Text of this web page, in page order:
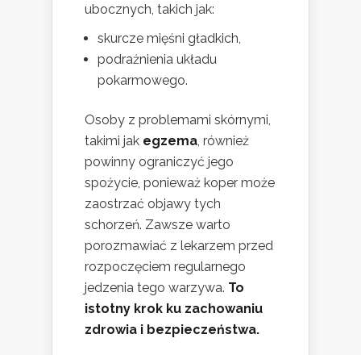
ubocznych, takich jak:
skurcze mięśni gładkich,
podrażnienia układu
pokarmowego.
Osoby z problemami skórnymi,
takimi jak egzema, również
powinny ograniczyć jego
spożycie, ponieważ koper może
zaostrzać objawy tych
schorzeń. Zawsze warto
porozmawiać z lekarzem przed
rozpoczęciem regularnego
jedzenia tego warzywa. To
istotny krok ku zachowaniu
zdrowia i bezpieczeństwa.